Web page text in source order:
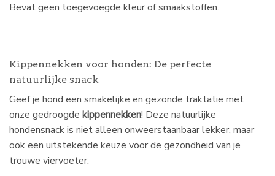
Bevat geen toegevoegde kleur of smaakstoffen.
Kippennekken voor honden: De perfecte
natuurlijke snack
Geef je hond een smakelijke en gezonde traktatie met
onze gedroogde kippennekken! Deze natuurlijke
hondensnack is niet alleen onweerstaanbaar lekker, maar
ook een uitstekende keuze voor de gezondheid van je
trouwe viervoeter.